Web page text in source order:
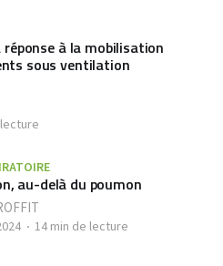
à la mobilisation
sous ventilation
au-delà du poumon
14 min de lecture